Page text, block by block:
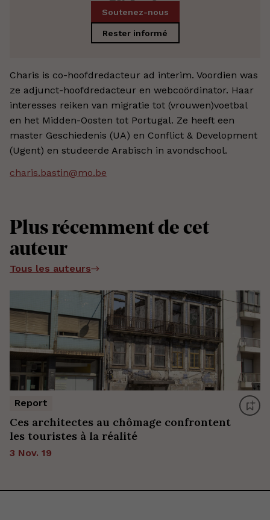
Soutenez-nous
Rester informé
Charis is co-hoofdredacteur ad interim. Voordien was
ze adjunct-hoofdredacteur en webcoördinator. Haar
interesses reiken van migratie tot (vrouwen)voetbal
en het Midden-Oosten tot Portugal. Ze heeft een
master Geschiedenis (UA) en Conflict & Development
(Ugent) en studeerde Arabisch in avondschool.
charis.bastin@mo.be
Plus récemment de cet
auteur
Tous les auteurs
Report
Ces architectes au chômage confrontent
les touristes à la réalité
3 Nov. 19